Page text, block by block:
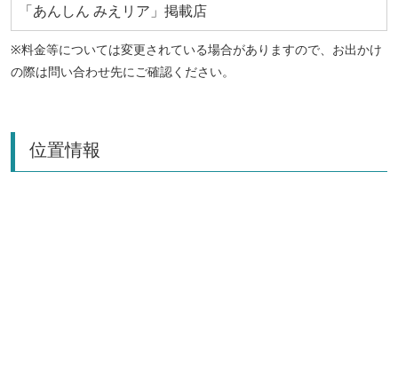
「あんしん みえリア」掲載店
※料金等については変更されている場合がありますので、お出かけ
の際は問い合わせ先にご確認ください。
位置情報